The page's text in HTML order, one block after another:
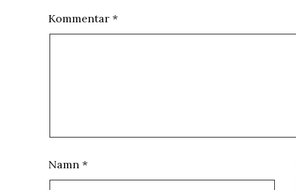
Kommentar *
Namn *